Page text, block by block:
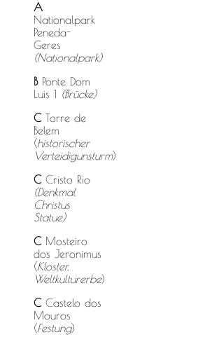
A
Nationalpark
Peneda-
Geres
(Nationalpark)
BPonte Dom
Luis 1 (Brücke)
C Torre de
Belem
(historischer
Verteidigunsturm)
C Cristo Rio
(Denkmal
Christus
Statue)
C Mosteiro
dos Jeronimus
(Kloster,
Weltkulturerbe)
C Castelo dos
Mouros
(Festung)